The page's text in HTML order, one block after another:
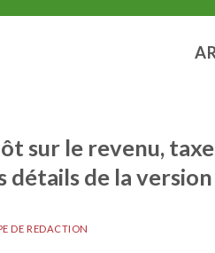
sur le revenu,
détails de la
DE REDACTION